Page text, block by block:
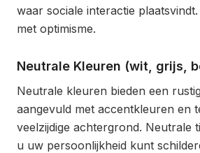
waar sociale interactie
met optimisme.
Neutrale Kleuren (wit, grijs,
Neutrale kleuren bieden een
aangevuld met accentkleuren en
veelzijdige achtergrond. Neutrale
u uw persoonlijkheid kunt